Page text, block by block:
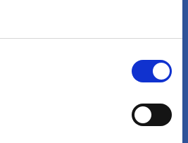
Tutkimukset